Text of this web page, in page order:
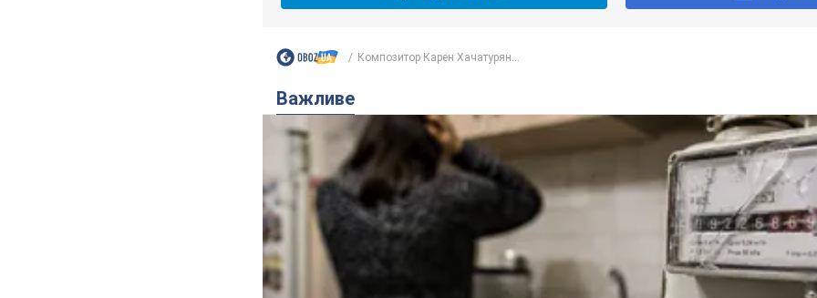
Композитор Карен Хачатурян...
Важливе